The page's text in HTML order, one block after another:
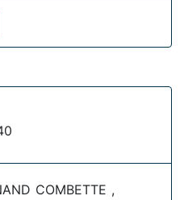
COMBETTE ,